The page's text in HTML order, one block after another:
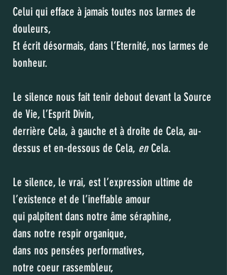
Celui qui efface à jamais toutes nos larmes de
douleurs,
Et écrit désormais, dans l’Eternité, nos larmes de
bonheur.
Le silence nous fait tenir debout devant la Source
de Vie, l’Esprit Divin,
derrière Cela, à gauche et à droite de Cela, au-
dessus et en-dessous de Cela, en Cela.
Le silence, le vrai, est l’expression ultime de
l’existence et de l’ineffable amour
qui palpitent dans notre âme séraphine,
dans notre respir organique,
dans nos pensées performatives,
notre coeur rassembleur,